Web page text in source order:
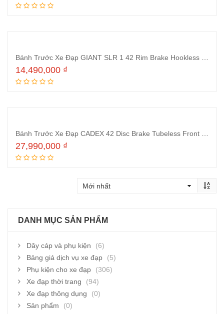
14,490,000 ₫
27,990,000 ₫
DANH MỤC SẢN PHẨM
Dây cáp và phụ kiện
(6)
Bảng giá dịch vụ xe đạp
(5)
Phụ kiện cho xe đạp
(306)
Xe đạp thời trang
(94)
Xe đạp thông dụng
(0)
Sản phẩm
(0)